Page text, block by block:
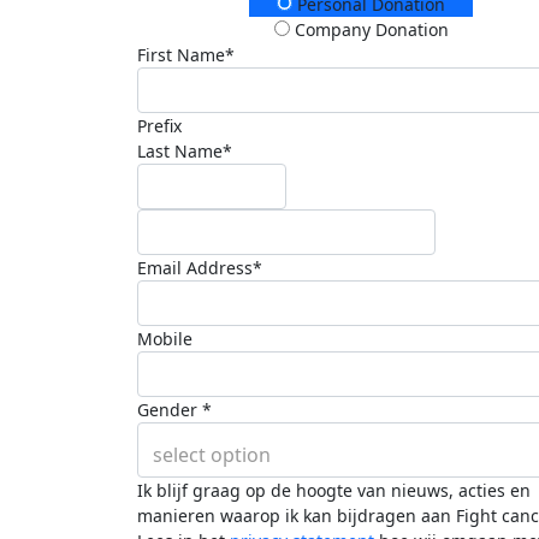
Donation TypeCompany Donation
First Name*
Prefix
Last Name*
Email Address*
Mobile
Gender *
select option
Ik blijf graag op de hoogte van nieuws, acties en
manieren waarop ik kan bijdragen aan Fight